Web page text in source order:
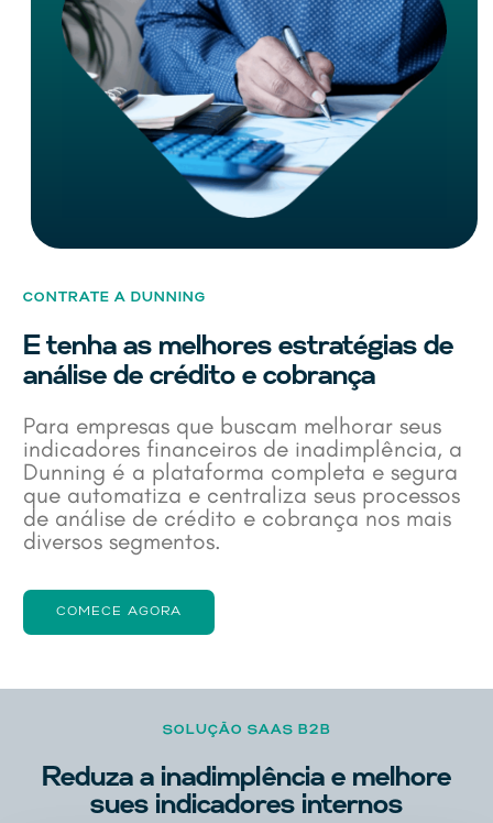
CONTRATE A DUNNING
E tenha as melhores estratégias de
análise de crédito e cobrança
Para empresas que buscam melhorar seus
indicadores financeiros de inadimplência, a
Dunning é a plataforma completa e segura
que automatiza e centraliza seus processos
de análise de crédito e cobrança nos mais
diversos segmentos.
COMECE AGORA
SOLUÇÃO SAAS B2B
Reduza a inadimplência e melhore
sues indicadores internos